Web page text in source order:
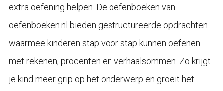
extra oefening helpen. De oefenboeken van
oefenboeken.nl bieden gestructureerde opdrachten
waarmee kinderen stap voor stap kunnen oefenen
met rekenen, procenten en verhaalsommen. Zo krijgt
je kind meer grip op het onderwerp en groeit het